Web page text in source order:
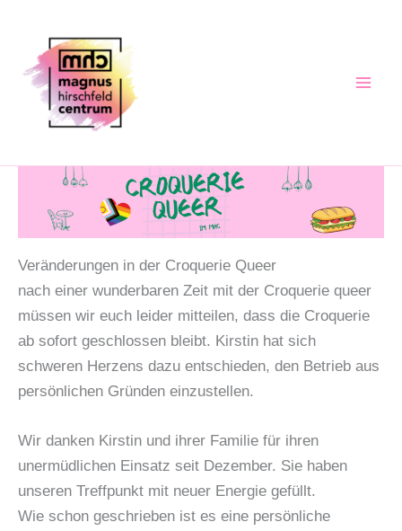
springen
Veränderungen in der Croquerie Queer
nach einer wunderbaren Zeit mit der Croquerie queer
müssen wir euch leider mitteilen, dass die Croquerie
ab sofort geschlossen bleibt. Kirstin hat sich
schweren Herzens dazu entschieden, den Betrieb aus
persönlichen Gründen einzustellen.
Wir danken Kirstin und ihrer Familie für ihren
unermüdlichen Einsatz seit Dezember. Sie haben
unseren Treffpunkt mit neuer Energie gefüllt.
Wie schon geschrieben ist es eine persönliche